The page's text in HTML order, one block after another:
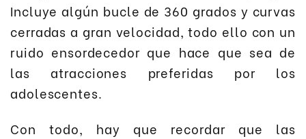
Incluye algún bucle de 360 grados y curvas
cerradas a gran velocidad, todo ello con un
ruido ensordecedor que hace que sea de
las atracciones preferidas por los
adolescentes.
Con todo, hay que recordar que las